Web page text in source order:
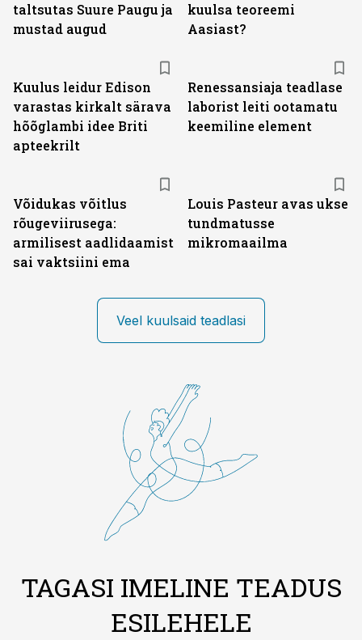
taltsutas Suure Paugu ja
mustad augud
kuulsa teoreemi
Aasiast?
Kuulus leidur Edison
varastas kirkalt särava
hõõglambi idee Briti
apteekrilt
Renessansiaja teadlase
laborist leiti ootamatu
keemiline element
Võidukas võitlus
rõugeviirusega:
armilisest aadlidaamist
sai vaktsiini ema
Louis Pasteur avas ukse
tundmatusse
mikromaailma
Veel kuulsaid teadlasi
TAGASI IMELINE TEADUS
ESILEHELE